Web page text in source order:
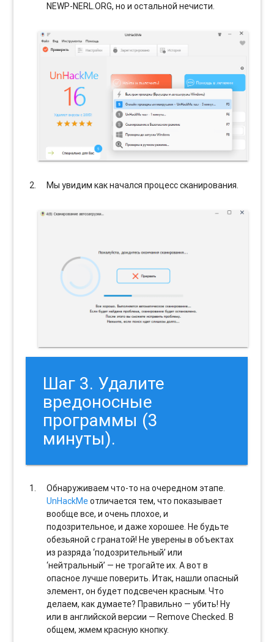
NEWP-NERL.ORG, но и остальной нечисти.
Мы увидим как начался процесс сканирования.
Шаг 3. Удалите
вредоносные
программы (3
минуты).
Обнаруживаем что-то на очередном этапе.
UnHackMeотличается тем, что показывает
вообще все, и очень плохое, и
подозрительное, и даже хорошее. Не будьте
обезьяной с гранатой! Не уверены в объектах
из разряда ‘подозрительный’ или
‘нейтральный’ — не трогайте их. А вот в
опасное лучше поверить. Итак, нашли опасный
элемент, он будет подсвечен красным. Что
делаем, как думаете? Правильно — убить! Ну
или в английской версии — Remove Checked. В
общем, жмем красную кнопку.